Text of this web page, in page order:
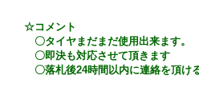
☆コメント
〇タイヤまだまだ使用出来ます。
〇即決も対応させて頂きます
〇落札後24時間以内に連絡を頂け